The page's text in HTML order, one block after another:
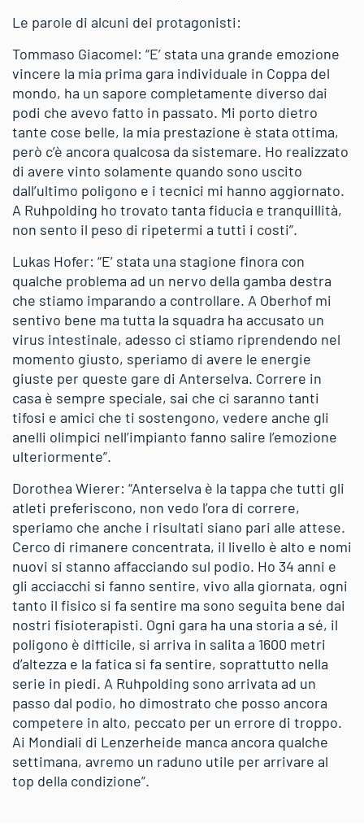
Le parole di alcuni dei protagonisti:
Tommaso Giacomel: “E’ stata una grande emozione
vincere la mia prima gara individuale in Coppa del
mondo, ha un sapore completamente diverso dai
podi che avevo fatto in passato. Mi porto dietro
tante cose belle, la mia prestazione è stata ottima,
però c’è ancora qualcosa da sistemare. Ho realizzato
di avere vinto solamente quando sono uscito
dall’ultimo poligono e i tecnici mi hanno aggiornato.
A Ruhpolding ho trovato tanta fiducia e tranquillità,
non sento il peso di ripetermi a tutti i costi”.
Lukas Hofer: “E’ stata una stagione finora con
qualche problema ad un nervo della gamba destra
che stiamo imparando a controllare. A Oberhof mi
sentivo bene ma tutta la squadra ha accusato un
virus intestinale, adesso ci stiamo riprendendo nel
momento giusto, speriamo di avere le energie
giuste per queste gare di Anterselva. Correre in
casa è sempre speciale, sai che ci saranno tanti
tifosi e amici che ti sostengono, vedere anche gli
anelli olimpici nell’impianto fanno salire l’emozione
ulteriormente”.
Dorothea Wierer: “Anterselva è la tappa che tutti gli
atleti preferiscono, non vedo l’ora di correre,
speriamo che anche i risultati siano pari alle attese.
Cerco di rimanere concentrata, il livello è alto e nomi
nuovi si stanno affacciando sul podio. Ho 34 anni e
gli acciacchi si fanno sentire, vivo alla giornata, ogni
tanto il fisico si fa sentire ma sono seguita bene dai
nostri fisioterapisti. Ogni gara ha una storia a sé, il
poligono è difficile, si arriva in salita a 1600 metri
d’altezza e la fatica si fa sentire, soprattutto nella
serie in piedi. A Ruhpolding sono arrivata ad un
passo dal podio, ho dimostrato che posso ancora
competere in alto, peccato per un errore di troppo.
Ai Mondiali di Lenzerheide manca ancora qualche
settimana, avremo un raduno utile per arrivare al
top della condizione”.